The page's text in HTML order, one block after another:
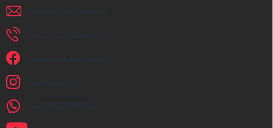
napiste @ earplugs.cz
+420 731 389 483
Jsme na Facebooku!
earplugs_cz
+420731389483